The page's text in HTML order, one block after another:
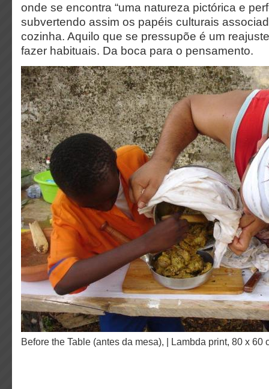
onde se encontra “uma natureza pictórica e
subvertendo assim os papéis culturais
cozinha. Aquilo que se pressupõe é um
fazer habituais. Da boca para o pensamento.
Before the Table (antes da mesa), | Lambda print, 80 x 60